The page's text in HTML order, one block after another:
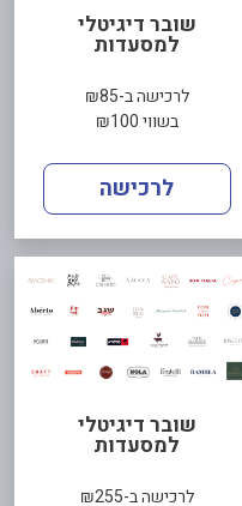
שובר דיגיטלי
למסעדות
לרכישה ב-₪85
בשווי ₪100
לרכישה
שובר דיגיטלי
למסעדות
לרכישה ב-₪255